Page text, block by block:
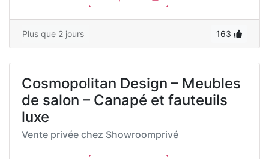
Plus que 2 jours 163
Cosmopolitan Design – Meubles
de salon – Canapé et fauteuils
luxe
Vente privée chez Showroomprivé